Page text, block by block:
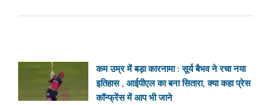
कम उम्र में बड़ा कारनामा : सूर्य बैभव ने रचा नया
इतिहास , आईपीएल का बना सितारा, क्या कहा प्रेस
कॉन्फ्रेंस में आप भी जाने